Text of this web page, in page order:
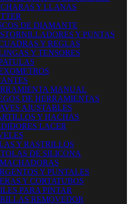
Y LLANAS
DE DIAMANTE
Y PUNTAS
Y REGLAS
Y TENSORES
MANUAL
DE HERRAMIENTAS
AJUSTABLES
Y HACHAS
LACER
Y RASTRILLOS
DE SILICONA
Y PUNTALES
Y CORTATUBOS
PARA PINTAR
REMOVEDOR